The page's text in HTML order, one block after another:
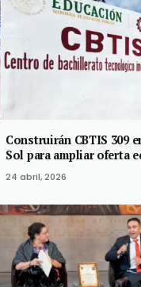
Construirán CBTIS 309
Sol para ampliar oferta
24 abril, 2026